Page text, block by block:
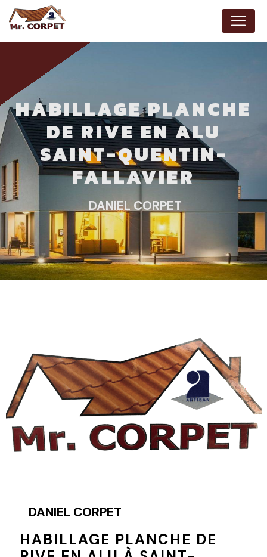
HABILLAGE PLANCHE
DE RIVE EN ALU
SAINT-QUENTIN-
FALLAVIER
DANIEL CORPET
DANIEL CORPET
HABILLAGE PLANCHE DE
Panneau de gestion des cookies